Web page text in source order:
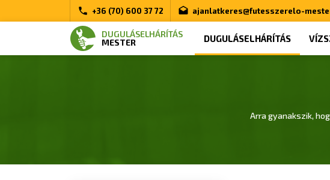
+36 (70) 600 37 72 ajanlatkeres@futesszerelo-
DUGULÁSELHÁRÍTÁS
MESTER
DUGULÁSELHÁRÍTÁS
Arra gyanakszik,